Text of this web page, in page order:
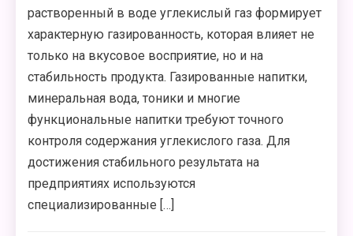
растворенный в воде углекислый газ формирует
характерную газированность, которая влияет не
только на вкусовое восприятие, но и на
стабильность продукта. Газированные напитки,
минеральная вода, тоники и многие
функциональные напитки требуют точного
контроля содержания углекислого газа. Для
достижения стабильного результата на
предприятиях используются
специализированные […]